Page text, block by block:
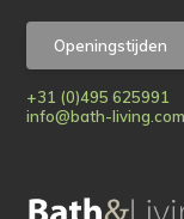
Openingstijden
+31 (0)495 625991
info@bath-living.com